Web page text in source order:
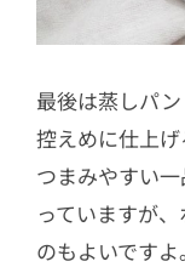
最後は蒸しパ
控えめに仕上
つまみやすい
っていますが
のもよいです